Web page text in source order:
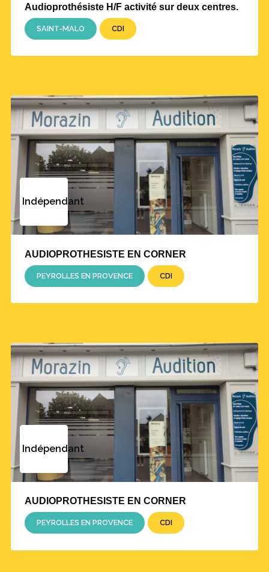
Audioprothésiste H/F activité sur deux centres.
SAINT-MALO CDI
Indépendant
AUDIOPROTHESISTE EN CORNER
PEYROLLES EN PROVENCE CDI
Indépendant
AUDIOPROTHESISTE EN CORNER
PEYROLLES EN PROVENCE CDI